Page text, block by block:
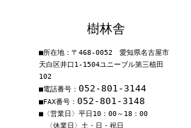
樹林舎
■所在地：〒468-0052 愛知県名古屋市
天白区井口1-1504ユニーブル第三植田
102
■電話番号： 052-801-3144
■FAX番号： 052-801-3148
■〈営業日〉平日10：00～18：00
〈休業日〉土・日・祝日